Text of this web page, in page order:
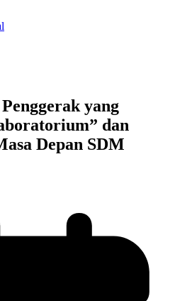
yang
dan
Depan SDM